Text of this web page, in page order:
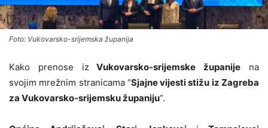
Foto: Vukovarsko-srijemska županija
Kako prenose izVukovarsko-srijemske županije na
svojim mrežnim stranicama “Sjajne vijesti stižu iz Zagreba
za Vukovarsko-srijemsku županiju“.